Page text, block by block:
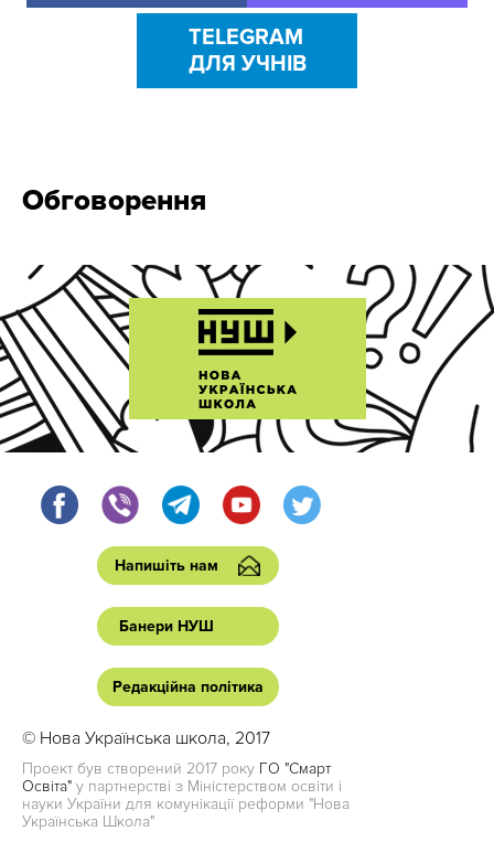
TELEGRAM
ДЛЯ УЧНІВ
Обговорення
Напишіть нам
Банери НУШ
Редакційна політика
© Нова Українська школа, 2017
Проект був створений 2017 року ГО "Смарт
Освіта" у партнерстві з Міністерством освіти і
науки України для комунікації реформи "Нова
Українська Школа"